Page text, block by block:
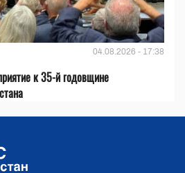
04.08.2026 - 17:38
к 35-й годовщине